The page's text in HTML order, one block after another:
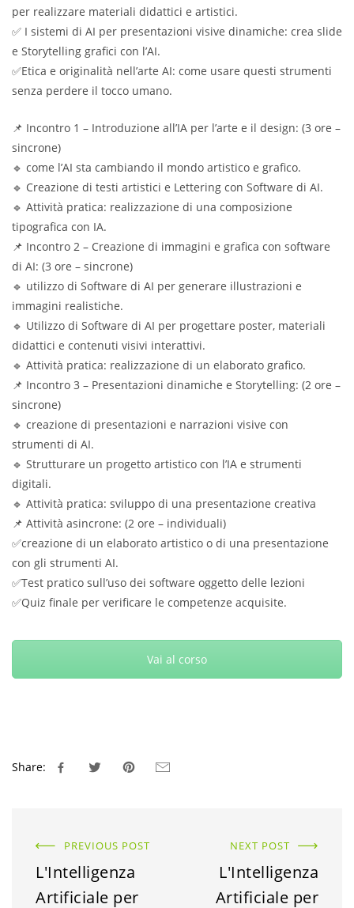
per realizzare materiali didattici e artistici.
✅ I sistemi di AI per presentazioni visive dinamiche: crea slide
e Storytelling grafici con l’AI.
✅Etica e originalità nell’arte AI: come usare questi strumenti
senza perdere il tocco umano.
📌 Incontro 1 – Introduzione all’IA per l’arte e il design: (3 ore –
sincrone)
🔹 come l’AI sta cambiando il mondo artistico e grafico.
🔹 Creazione di testi artistici e Lettering con Software di AI.
🔹 Attività pratica: realizzazione di una composizione
tipografica con IA.
📌 Incontro 2 – Creazione di immagini e grafica con software
di AI: (3 ore – sincrone)
🔹 utilizzo di Software di AI per generare illustrazioni e
immagini realistiche.
🔹 Utilizzo di Software di AI per progettare poster, materiali
didattici e contenuti visivi interattivi.
🔹 Attività pratica: realizzazione di un elaborato grafico.
📌 Incontro 3 – Presentazioni dinamiche e Storytelling: (2 ore –
sincrone)
🔹 creazione di presentazioni e narrazioni visive con
strumenti di AI.
🔹 Strutturare un progetto artistico con l’IA e strumenti
digitali.
🔹 Attività pratica: sviluppo di una presentazione creativa
📌 Attività asincrone: (2 ore – individuali)
✅creazione di un elaborato artistico o di una presentazione
con gli strumenti AI.
✅Test pratico sull’uso dei software oggetto delle lezioni
✅Quiz finale per verificare le competenze acquisite.
Vai al corso
Share:
PREVIOUS POST
L'Intelligenza
Artificiale per
NEXT POST
L'Intelligenza
Artificiale per